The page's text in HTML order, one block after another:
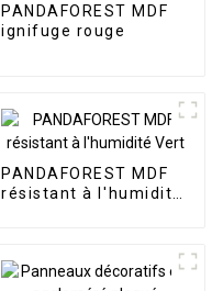
PANDAFOREST MDF
ignifuge rouge
PANDAFOREST MDF
résistant à l'humidité